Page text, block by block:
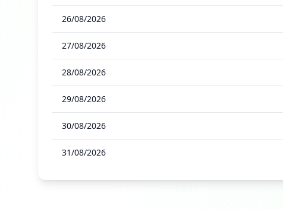
26/08/2026
27/08/2026
28/08/2026
29/08/2026
30/08/2026
31/08/2026